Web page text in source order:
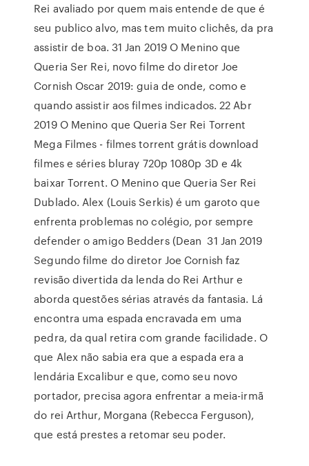
Rei avaliado por quem mais entende de que é
seu publico alvo, mas tem muito clichês, da pra
assistir de boa. 31 Jan 2019 O Menino que
Queria Ser Rei, novo filme do diretor Joe
Cornish Oscar 2019: guia de onde, como e
quando assistir aos filmes indicados. 22 Abr
2019 O Menino que Queria Ser Rei Torrent
Mega Filmes - filmes torrent grátis download
filmes e séries bluray 720p 1080p 3D e 4k
baixar Torrent. O Menino que Queria Ser Rei
Dublado. Alex (Louis Serkis) é um garoto que
enfrenta problemas no colégio, por sempre
defender o amigo Bedders (Dean 31 Jan 2019
Segundo filme do diretor Joe Cornish faz
revisão divertida da lenda do Rei Arthur e
aborda questões sérias através da fantasia. Lá
encontra uma espada encravada em uma
pedra, da qual retira com grande facilidade. O
que Alex não sabia era que a espada era a
lendária Excalibur e que, como seu novo
portador, precisa agora enfrentar a meia-irmã
do rei Arthur, Morgana (Rebecca Ferguson),
que está prestes a retomar seu poder.